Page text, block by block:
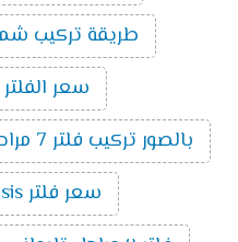
طريقة تركيب شمعات
سعر
بالصور تركيب فلتر 7 مراحل
سعر فلتر reverse osmosis